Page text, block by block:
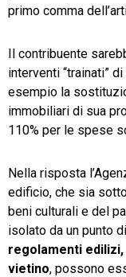
primo comma
Il contribuente
interventi “trainati” di
esempio la
immobiliari di sua
110% per le spese
Nella risposta
edificio, che sia
beni culturali e del
isolato da un punto
regolamenti
vietino, possono